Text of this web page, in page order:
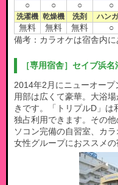
○ ○ ○ ○
洗濯機 乾燥機 洗剤 ハン
無料 無料 無料 ○
備考：カラオケは宿舎内に
［専用宿舎］セイブ浜
2014年2月にニューオー
用部は広くて豪華。大浴
きです。「トリプルD」
独占利用できます。その
ソコン完備の自習室、カ
女性グループにおススメの